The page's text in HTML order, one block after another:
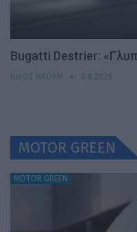
Bugatti Destrier:
MOTOR GREEN
MOTOR GREEN